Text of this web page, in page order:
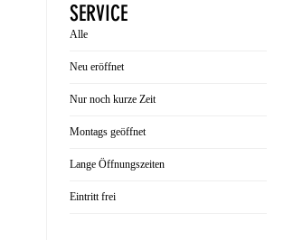
SERVICE
Alle
Neu eröffnet
Nur noch kurze Zeit
Montags geöffnet
Lange Öffnungszeiten
Eintritt frei